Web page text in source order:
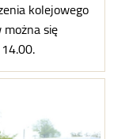
kolejowego
się